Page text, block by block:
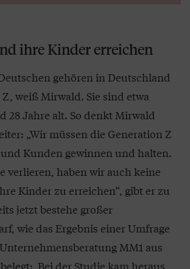
ihre Kinder erreichen
gehören in Deutschland
weiß Mirwald. Sie sind etwa
28 Jahre alt. So denkt Mirwald
„Wir müssen die Generation Z
Kunden gewinnen und halten.
verlieren, haben wir auch keine
Kinder zu erreichen“, gibt er zu
jetzt bestehe großer
wie das Ergebnis einer Umfrage
MM1 aus
Bei der Studie kam heraus,